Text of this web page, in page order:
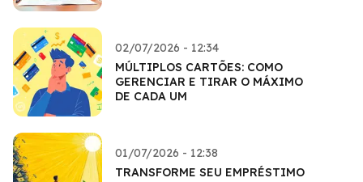
02/07/2026 - 12:34
MÚLTIPLOS CARTÕES: COMO
GERENCIAR E TIRAR O MÁXIMO
DE CADA UM
01/07/2026 - 12:38
TRANSFORME SEU EMPRÉSTIMO